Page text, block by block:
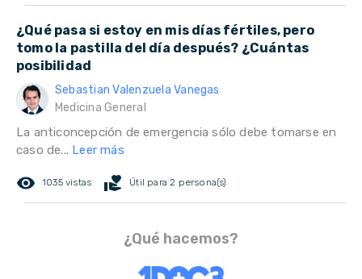
¿Qué pasa si estoy en mis días fértiles, pero
tomo la pastilla del día después? ¿Cuántas
posibilidad
Sebastian Valenzuela Vanegas
Medicina General
La anticoncepción de emergencia sólo debe tomarse en
caso de... Leer más
remove_red_eye 1035 vistas volunteer_activism Útil para 2 persona(s)
¿Qué hacemos?